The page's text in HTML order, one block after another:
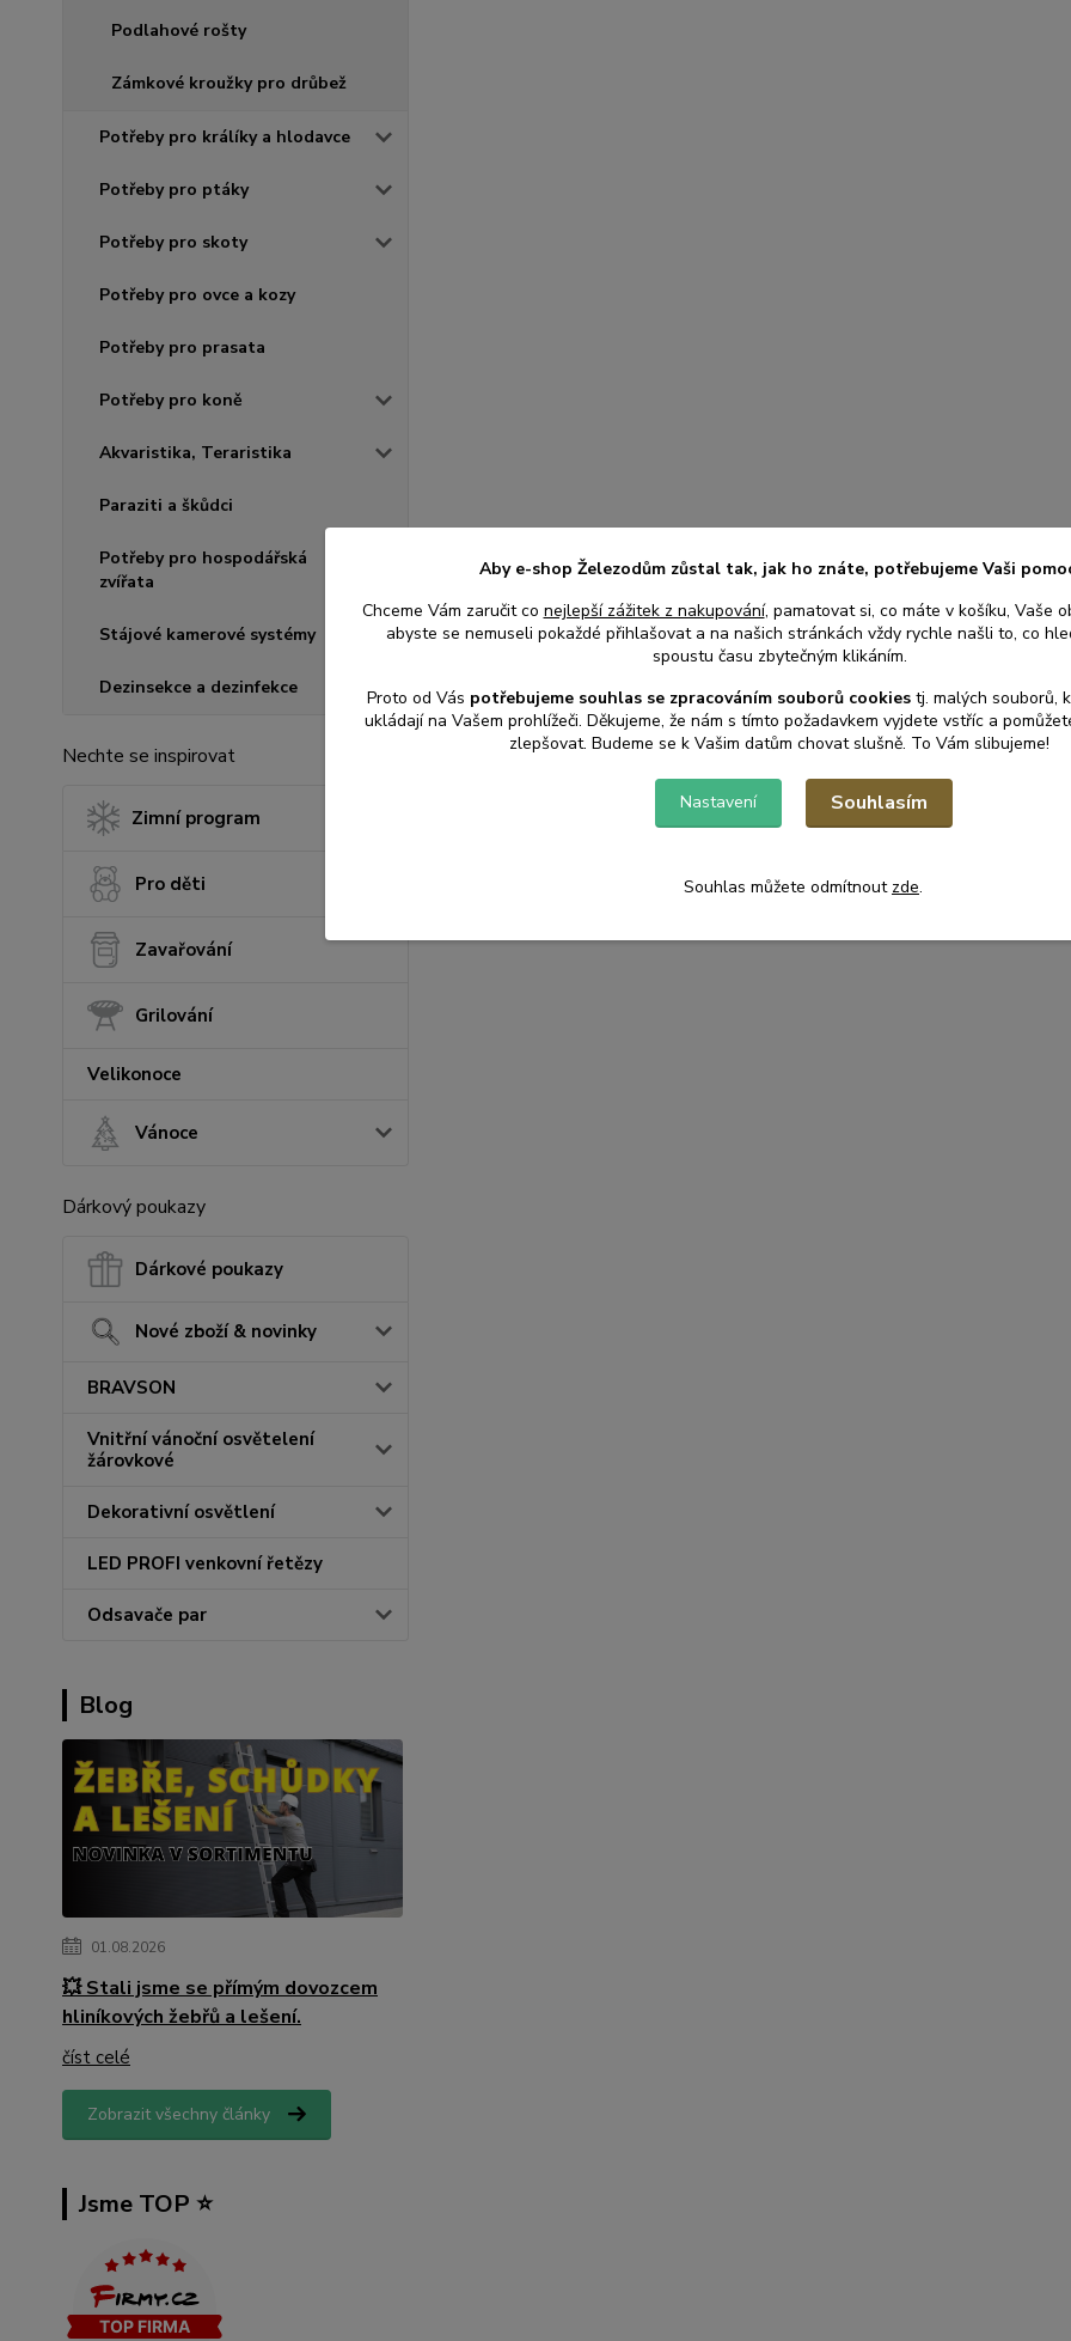
Podlahové rošty
Zámkové kroužky pro drůbež
Potřeby pro králíky a hlodavce
Potřeby pro ptáky
Potřeby pro skoty
Potřeby pro ovce a kozy
Potřeby pro prasata
Potřeby pro koně
Akvaristika, Teraristika
Paraziti a škůdci
Potřeby pro hospodářská
zvířata
Stájové kamerové systémy
Dezinsekce a dezinfekce
Nechte se inspirovat
Zimní program
Pro děti
Zavařování
Grilování
Velikonoce
Vánoce
Dárkový poukazy
Dárkové poukazy
Nové zboží & novinky
BRAVSON
Vnitřní vánoční osvětelení
žárovkové
Dekorativní osvětlení
LED PROFI venkovní řetězy
Odsavače par
Blog
01.08.2026
💥 Stali jsme se přímým dovozcem
hliníkových žebřů a lešení.
číst celé
Zobrazit všechny články
Jsme TOP ⭐️
Aby e-shop Železodům zůstal tak, jak ho znáte, potřebujeme Vaši
Chceme Vám zaručit co nejlepší zážitek z nakupování, pamatovat si, co máte v košíku, Vaše
abyste se nemuseli pokaždé přihlašovat a na našich stránkách vždy rychle našli to, co
spoustu času zbytečným klikáním.
Proto od Vás potřebujeme souhlas se zpracováním souborů cookies tj. malých souborů,
ukládají na Vašem prohlížeči. Děkujeme, že nám s tímto požadavkem vyjdete vstříc a
zlepšovat. Budeme se k Vašim datům chovat slušně. To Vám slibujeme!
Nastavení Souhlasím
Souhlas můžete odmítnout zde.